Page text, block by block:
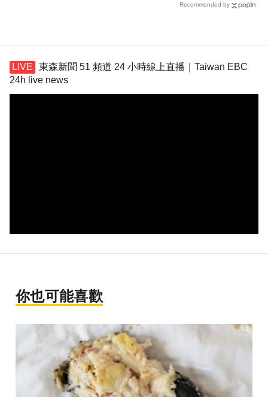
Recommended by
東森新聞 51 頻道 24 小時線上直播｜Taiwan EBC
24h live news
你也可能喜歡